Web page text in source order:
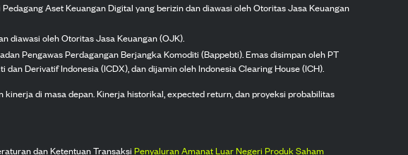
Aset Keuangan Digital yang berizin dan diawasi oleh Otoritas Jasa Keuangan
diawasi oleh Otoritas Jasa Keuangan (OJK).
Pengawas Perdagangan Berjangka Komoditi (Bappebti). Emas disimpan oleh PT
Derivatif Indonesia (ICDX), dan dijamin oleh Indonesia Clearing House (ICH).
di masa depan. Kinerja historikal, expected return, dan proyeksi probabilitas
dan Ketentuan Transaksi Penyaluran Amanat Luar Negeri Produk Saham